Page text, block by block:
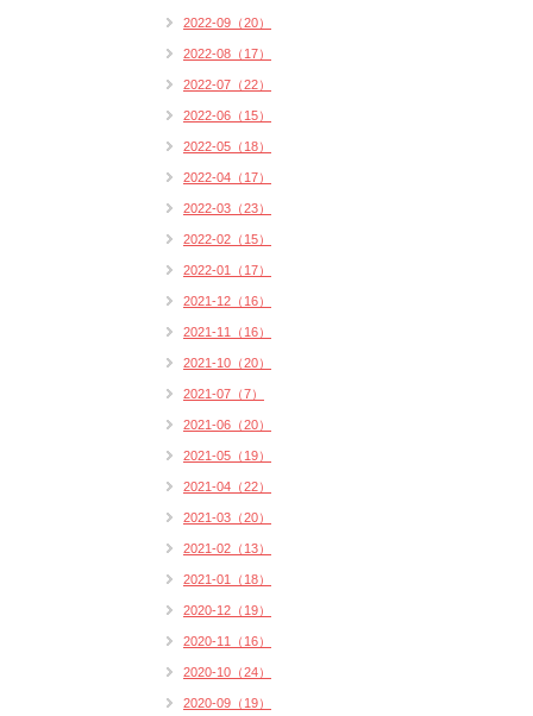
2022-09（20）
2022-08（17）
2022-07（22）
2022-06（15）
2022-05（18）
2022-04（17）
2022-03（23）
2022-02（15）
2022-01（17）
2021-12（16）
2021-11（16）
2021-10（20）
2021-07（7）
2021-06（20）
2021-05（19）
2021-04（22）
2021-03（20）
2021-02（13）
2021-01（18）
2020-12（19）
2020-11（16）
2020-10（24）
2020-09（19）